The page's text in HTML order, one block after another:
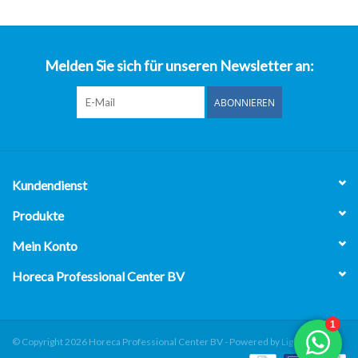
Melden Sie sich für unseren Newsletter an:
ABONNIEREN
Kundendienst
Produkte
Mein Konto
Horeca Professional Center BV
© Copyright 2026 Horeca Professional Center BV - Powered by Lightspeed